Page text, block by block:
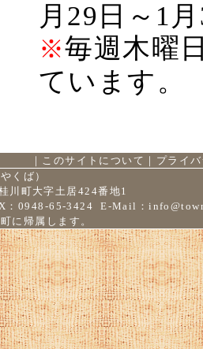
月29日～1
※毎週木曜
ています。
｜ このサイトについて ｜ プライ
くば）
川町大字土居424番地1
：0948-65-3424 E-Mail：
に帰属します。